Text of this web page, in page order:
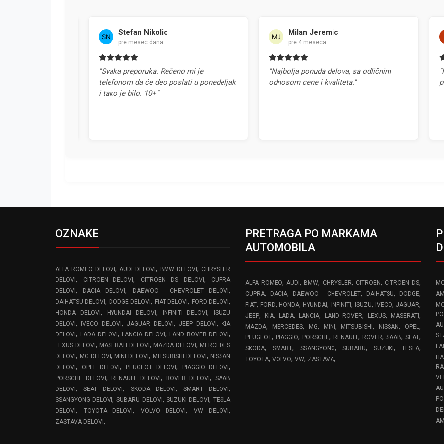
Stefan Nikolic
pre mesec dana
"Svaka preporuka. Rečeno mi je
telefonom da će deo poslati u ponedeljak
i tako je bilo. 10+"
Milan Jeremic
pre 4 meseca
"Najbolja ponuda delova, sa odličnim
odnosom cene i kvaliteta."
OZNAKE
ALFA ROMEO DELOVI ,AUDI DELOVI, BMW DELOVI , CHRYSLER
DELOVI , CITROEN DELOVI, CITROEN DS DELOVI ,
CUPRA
DELOVI , DACIA DELOVI, DAEWOO - CHEVROLET DELOVI,
DAIHATSU DELOVI, DODGE DELOVI, FIAT DELOVI, FORD DELOVI,
HONDA DELOVI , HYUNDAI DELOVI , INFINITI DELOVI,
ISUZU
DELOVI , IVECO DELOVI ,JAGUAR DELOVI ,JEEP DELOVI ,
KIA
DELOVI , LADA DELOVI , LANCIA DELOVI, LAND ROVER DELOVI,
LEXUS DELOVI , MASERATI DELOVI , MAZDA DELOVI , MERCEDES
DELOVI , MG DELOVI , MINI DELOVI, MITSUBISHI DELOVI , NISSAN
DELOVI , OPEL DELOVI, PEUGEOT DELOVI , PIAGGIO DELOVI,
PORSCHE DELOVI, RENAULT DELOVI , ROVER DELOVI,SAAB
DELOVI ,SEAT DELOVI, SKODA DELOVI ,SMART DELOVI,
SSANGYONG DELOVI,SUBARU DELOVI , SUZUKI DELOVI,TESLA
DELOVI , TOYOTA DELOVI, VOLVO DELOVI, VW DELOVI,
ZASTAVA DELOVI ,
PRETRAGA PO MARKAMA
AUTOMOBILA
ALFA ROMEO,AUDI, BMW, CHRYSLER, CITROEN, CITROEN DS,
CUPRA, DACIA, DAEWOO - CHEVROLET, DAIHATSU, DODGE,
FIAT, FORD, HONDA, HYUNDAI, INFINITI , ISUZU, IVECO, JAGUAR,
JEEP, KIA, LADA, LANCIA, LAND ROVER, LEXUS, MASERATI ,
MAZDA, MERCEDES, MG, MINI , MITSUBISHI, NISSAN, OPEL,
PEUGEOT, PIAGGIO, PORSCHE, RENAULT, ROVER, SAAB, SEAT,
SKODA, SMART, SSANGYONG,SUBARU,SUZUKI, TESLA,
TOYOTA,VOLVO,VW, ZASTAVA,